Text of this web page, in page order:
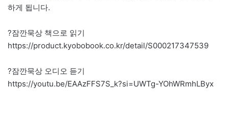
하게 됩니다.
?잠깐묵상 책으로 읽기
https://product.kyobobook.co.kr/detail/S000217347539
?잠깐묵상 오디오 듣기
https://youtu.be/EAAzFFS7S_k?si=UWTg-YOhWRmhLByx